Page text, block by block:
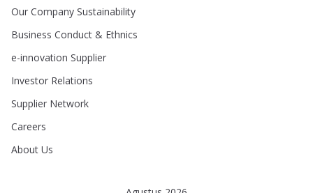
Our Company Sustainability
Business Conduct & Ethnics
e-innovation Supplier
Investor Relations
Supplier Network
Careers
About Us